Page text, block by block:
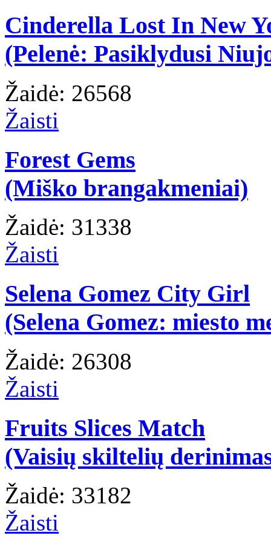
Cinderella Lost In New
(Pelenė: Pasiklydusi
Žaidė: 26568
Žaisti
Forest Gems
(Miško brangakmeniai)
Žaidė: 31338
Žaisti
Selena Gomez City Girl
(Selena Gomez: miesto
Žaidė: 26308
Žaisti
Fruits Slices Match
(Vaisių skiltelių
Žaidė: 33182
Žaisti